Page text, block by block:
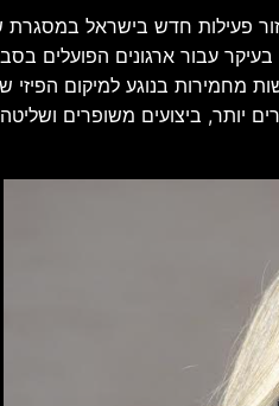
עבור ארגונים הפועלים
מחמירות בנוגע למיקום
יותר, ביצועים משופרים